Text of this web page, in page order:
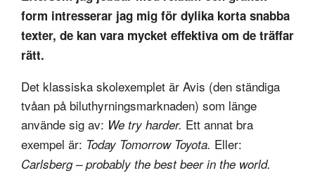
form intresserar jag mig för dylika korta snabba
texter, de kan vara mycket effektiva om de träffar
rätt.
Det klassiska skolexemplet är Avis (den ständiga
tvåan på biluthyrningsmarknaden) som länge
använde sig av: We try harder. Ett annat bra
exempel är: Today Tomorrow Toyota. Eller:
Carlsberg – probably the best beer in the world.